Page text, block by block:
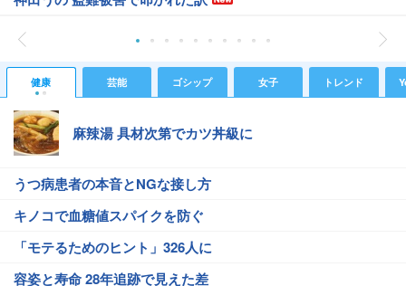
健康 芸能 ゴシップ 女子 トレンド
麻辣湯 具材次第でカツ丼級に
うつ病患者の本音とNGな接し方
キノコで血糖値スパイクを防ぐ
「モテるためのヒント」326人に
容姿と寿命 28年追跡で見えた差